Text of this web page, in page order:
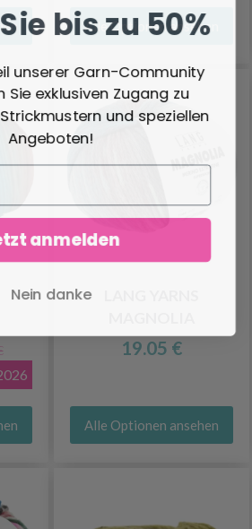
Alle Optionen ansehen
19.05 €
Alle Optionen ansehen
bis zu 50%
unserer Garn-Community
Sie exklusiven Zugang zu
und speziellen
Angeboten!
anmelden
Nein danke